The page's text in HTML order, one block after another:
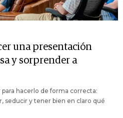
una presentación
y sorprender a
hacerlo de forma correcta:
seducir y tener bien en claro qué